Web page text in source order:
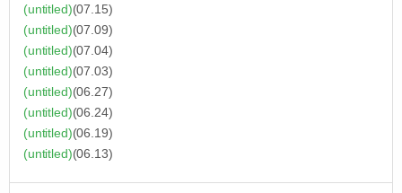
(untitled)(07.15)
(untitled)(07.09)
(untitled)(07.04)
(untitled)(07.03)
(untitled)(06.27)
(untitled)(06.24)
(untitled)(06.19)
(untitled)(06.13)